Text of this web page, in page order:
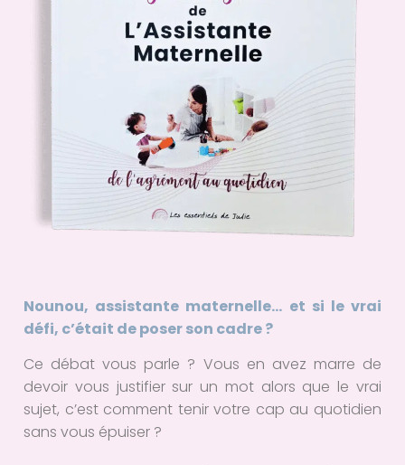
Nounou, assistante maternelle… et si le vrai
défi, c’était de poser son cadre ?
Ce débat vous parle ? Vous en avez marre de
devoir vous justifier sur un mot alors que le vrai
sujet, c’est comment tenir votre cap au quotidien
sans vous épuiser ?